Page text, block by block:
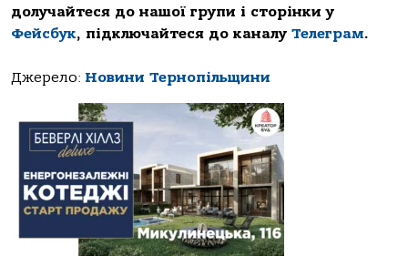
долучайтеся до нашої групи і сторінки у
Фейсбук, підключайтеся до каналу Телеграм.
Джерело: Новини Тернопільщини